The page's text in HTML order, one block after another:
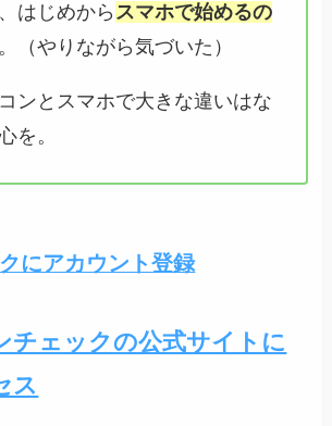
はじめから スマホで始めるの
。（やりながら気づいた）
ンとスマホで大きな違いはな
を。
にアカウント登録
チェックの公式サイトに
ス